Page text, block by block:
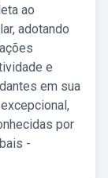
ao
adotando
e
em sua
por
-